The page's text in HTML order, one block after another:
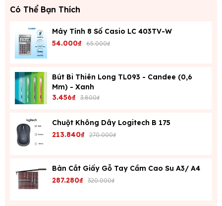
Có Thể Bạn Thích
Máy Tính 8 Số Casio LC 403TV-W
54.000₫ 65.000₫
Bút Bi Thiên Long TL093 - Candee (0,6
Mm) - Xanh
3.456₫ 3.800₫
Chuột Không Dây Logitech B 175
213.840₫ 270.000₫
Bàn Cắt Giấy Gỗ Tay Cầm Cao Su A3/ A4
287.280₫ 320.000₫